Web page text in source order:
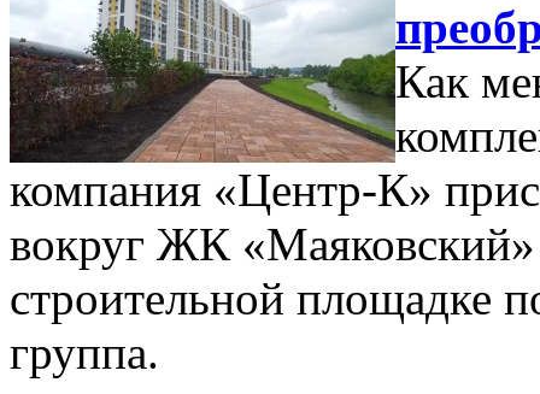
Как
компания «Центр-К»
вокруг ЖК
строительной площадке
группа.